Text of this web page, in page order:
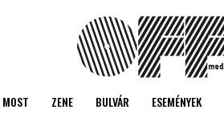
MOST ZENE BULVÁR ESEMÉNYEK